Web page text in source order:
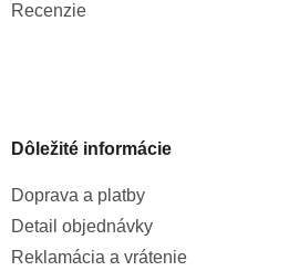
Recenzie
Dôležité informácie
Doprava a platby
Detail objednávky
Reklamácia a vrátenie